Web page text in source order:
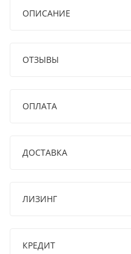
ОПИСАНИЕ
ОТЗЫВЫ
ОПЛАТА
ДОСТАВКА
ЛИЗИНГ
КРЕДИТ